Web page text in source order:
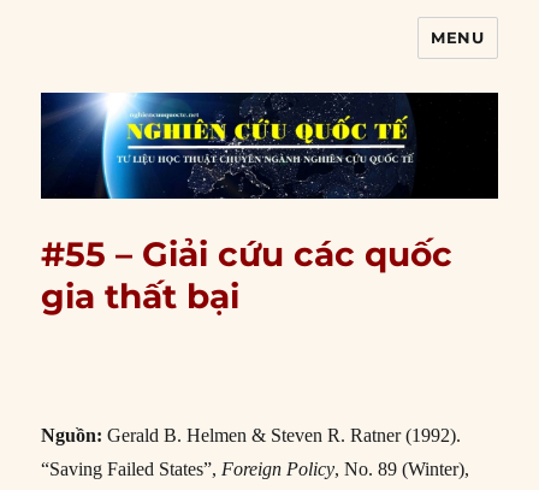
MENU
#55 – Giải cứu các quốc
gia thất bại
Nguồn: Gerald B. Helmen & Steven R. Ratner (1992).
“Saving Failed States”,Foreign Policy, No. 89 (Winter),